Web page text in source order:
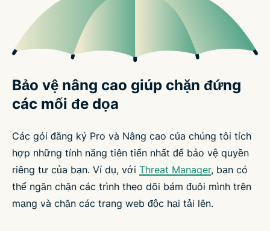
Bảo vệ nâng cao giúp chặn đứng
các mối đe dọa
Các gói đăng ký Pro và Nâng cao của chúng tôi tích
hợp những tính năng tiên tiến nhất để bảo vệ quyền
riêng tư của bạn. Ví dụ, với Threat Manager, bạn có
thể ngăn chặn các trình theo dõi bám đuôi mình trên
mạng và chặn các trang web độc hại tải lên.